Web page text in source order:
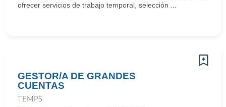
ofrecer servicios de trabajo temporal, selección ...
GESTOR/A DE GRANDES
CUENTAS
TEMPS